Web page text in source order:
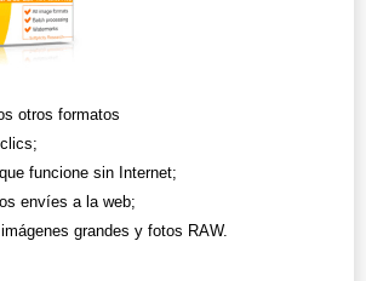
otros formatos
funcione sin Internet;
envíes a la web;
grandes y fotos RAW.